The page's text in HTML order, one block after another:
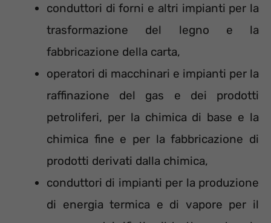
conduttori di forni e altri impianti per la
trasformazione del legno e la
fabbricazione della carta,
operatori di macchinari e impianti per la
raffinazione del gas e dei prodotti
petroliferi, per la chimica di base e la
chimica fine e per la fabbricazione di
prodotti derivati dalla chimica,
conduttori di impianti per la produzione
di energia termica e di vapore per il